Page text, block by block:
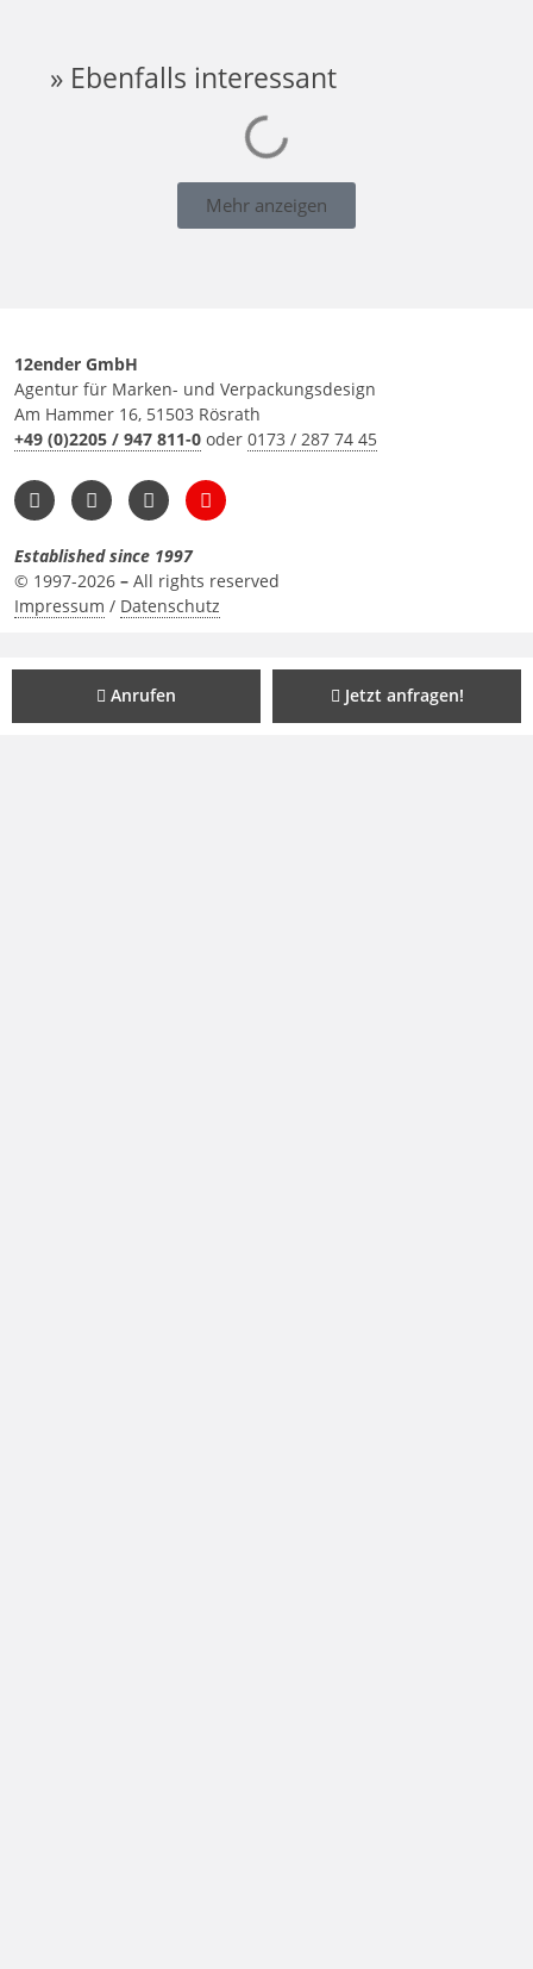
» Ebenfalls interessant
Mehr anzeigen
12ender GmbH
Agentur für Marken- und Verpackungsdesign
Am Hammer 16, 51503 Rösrath
+49 (0)2205 / 947 811-0 oder 0173 / 287 74 45
Established since 1997
© 1997-2026 – All rights reserved
Impressum / Datenschutz
Anrufen Jetzt anfragen!